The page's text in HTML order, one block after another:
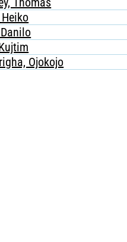
Heiko
Ojokojo